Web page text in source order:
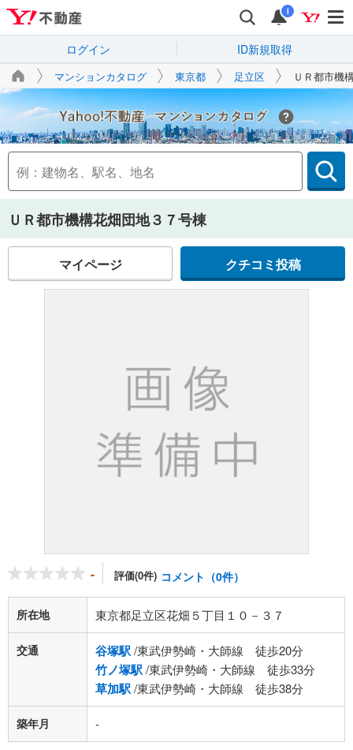
i
ログイン ID新規取得
マンションカタログ 東京都 足立区 ＵＲ都市機
Yahoo!不動産
ＵＲ都市機構花畑団地３７号棟
マイページ クチコミ投稿
- 評価(0件) コメント（0件）
所在地 東京都足立区花畑５丁目１０－３７
交通 谷塚駅/東武伊勢崎・大師線 徒歩20分
竹ノ塚駅/東武伊勢崎・大師線 徒歩33分
草加駅/東武伊勢崎・大師線 徒歩38分
築年月 -